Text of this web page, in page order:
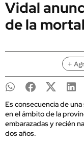
Vidal
de la
+
Es consecuencia de
en el ámbito de la
embarazadas y recién
dos años.